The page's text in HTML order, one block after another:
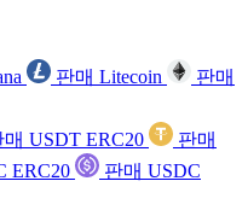
판매 Litecoin
판매
매 USDT ERC20
판매
ERC20
판매 USDC